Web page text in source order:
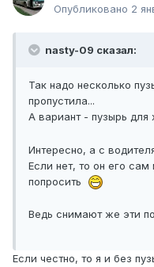
Опубликовано 2
nasty-09 сказал:
Так надо несколько
пропустила...
А вариант - пузырь для
Интересно, а с
Если нет, то он его сам
попросить
Ведь снимают же эти
Если честно, то я и без